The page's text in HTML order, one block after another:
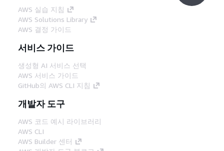
AWS 실습 지침
AWS Solutions Library
AWS 결정 가이드
서비스 가이드
생성형 AI 서비스 선택
AWS 서비스 가이드
GitHub의 AWS CLI 지침
개발자 도구
AWS 코드 예시 라이브러리
AWS CLI
AWS Builder 센터